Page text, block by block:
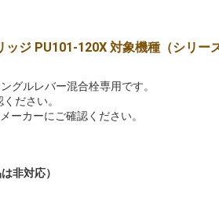
ッジ PU101-120X 対象機種（シリー
グルレバー混合栓専用です。
ださい。
ーカーにご確認ください。
非対応）